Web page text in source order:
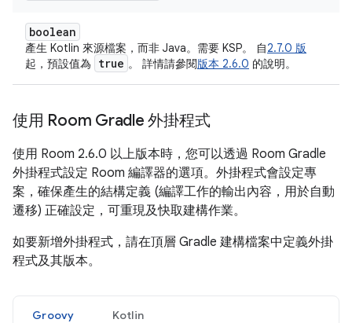
boolean
產生 Kotlin 來源檔案，而非 Java。需要 KSP。 自2.7.0 版
起，預設值為
true 。 詳情請參閱版本 2.6.0 的說明。
使用 Room Gradle 外掛程式
使用 Room 2.6.0 以上版本時，您可以透過 Room Gradle
外掛程式設定 Room 編譯器的選項。外掛程式會設定專
案，確保產生的結構定義 (編譯工作的輸出內容，用於自動
遷移) 正確設定，可重現及快取建構作業。
如要新增外掛程式，請在頂層 Gradle 建構檔案中定義外掛
程式及其版本。
Groovy Kotlin